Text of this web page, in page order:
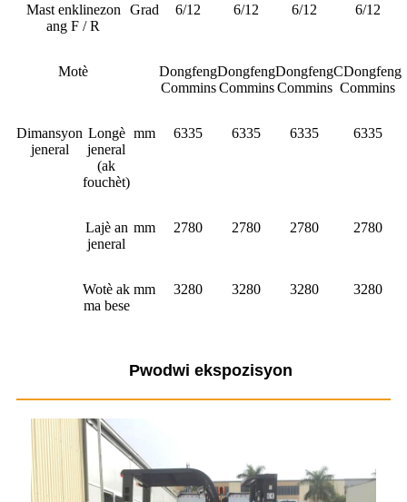
Mast enklinezon
ang F / R
Grad 6/12 6/12 6/12 6/12
Motè
Dongfeng
Commins
Dongfeng
Commins
Dongfeng
Commins
CDongfeng
Commins
Dimansyon
jeneral
Longè
jeneral
(ak
fouchèt)
mm 6335 6335 6335 6335
Lajè an
jeneral
mm 2780 2780 2780 2780
Wotè ak
ma bese
mm 3280 3280 3280 3280
Pwodwi ekspozisyon